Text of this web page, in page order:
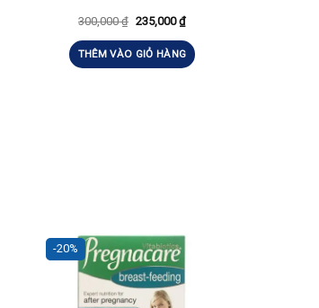
300,000₫ 235,000₫
THÊM VÀO GIỎ HÀNG
-20%